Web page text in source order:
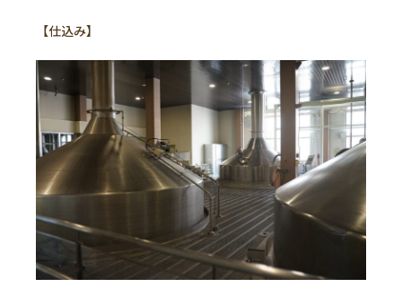
【仕込み】